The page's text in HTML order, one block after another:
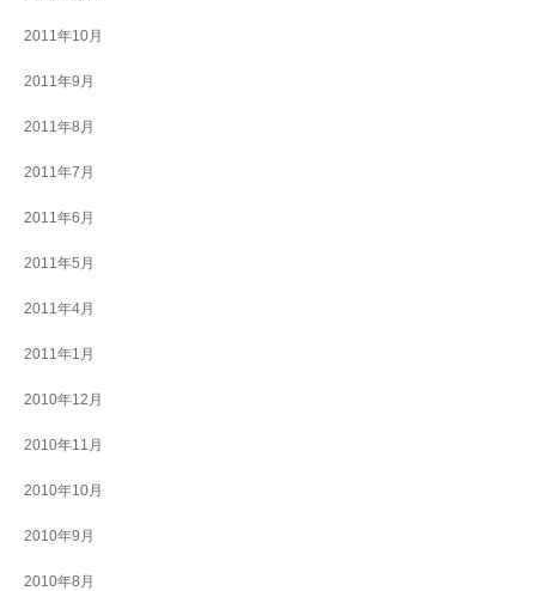
2011年10月
2011年9月
2011年8月
2011年7月
2011年6月
2011年5月
2011年4月
2011年1月
2010年12月
2010年11月
2010年10月
2010年9月
2010年8月